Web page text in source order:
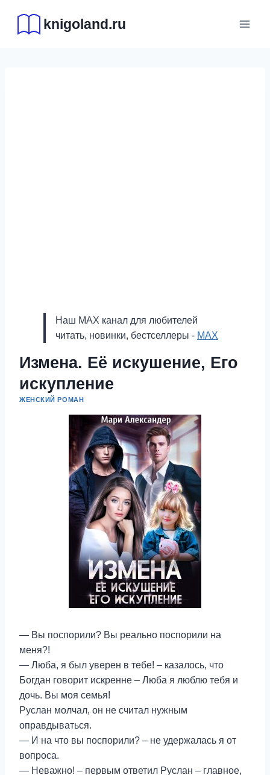
содержимому
knigoland.ru
Наш MAX канал для любителей
читать, новинки, бестселлеры - MAX
Измена. Её искушение, Его
искупление
ЖЕНСКИЙ РОМАН
— Вы поспорили? Вы реально поспорили на
меня?!
— Люба, я был уверен в тебе! – казалось, что
Богдан говорит искренне – Люба я люблю тебя и
дочь. Вы моя семья!
Руслан молчал, он не считал нужным
оправдываться.
— И на что вы поспорили? – не удержалась я от
вопроса.
— Неважно! – первым ответил Руслан – главное,